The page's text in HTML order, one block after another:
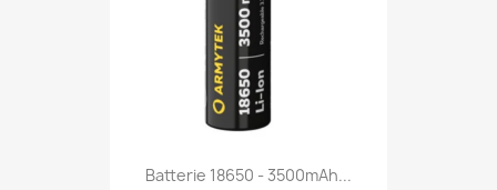
Batterie 18650 - 3500mAh...